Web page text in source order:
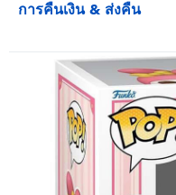
การคืนเงิน & ส่งคืน